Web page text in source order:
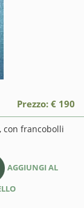
Prezzo: € 190
con francobolli
AGGIUNGI AL